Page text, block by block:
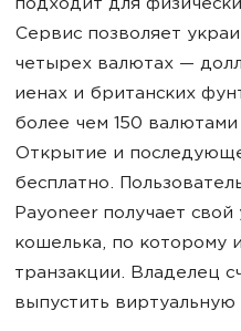
подходит для
Сервис позволяет
четырех валютах —
иенах и британских
более чем 150
Открытие и
бесплатно.
Payoneer получает
кошелька, по которому
транзакции. Владелец
выпустить